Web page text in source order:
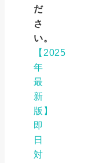
だ
さ
い。
【2025
年
最
新
版】
即
日
対